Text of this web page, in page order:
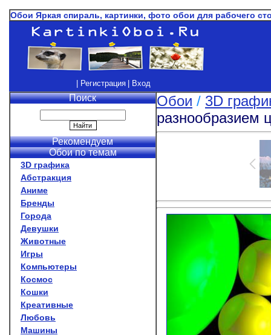
Обои Яркая спираль, картинки, фото обои для рабочего
| Регистрация | Вход
Поиск
Рекомендуем
Обои по темам
3D графика
Абстракция
Аниме
Бренды
Города
Девушки
Животные
Игры
Компьютеры
Космос
Кошки
Креативные
Любовь
Машины
Обои / 3D
разнообразием